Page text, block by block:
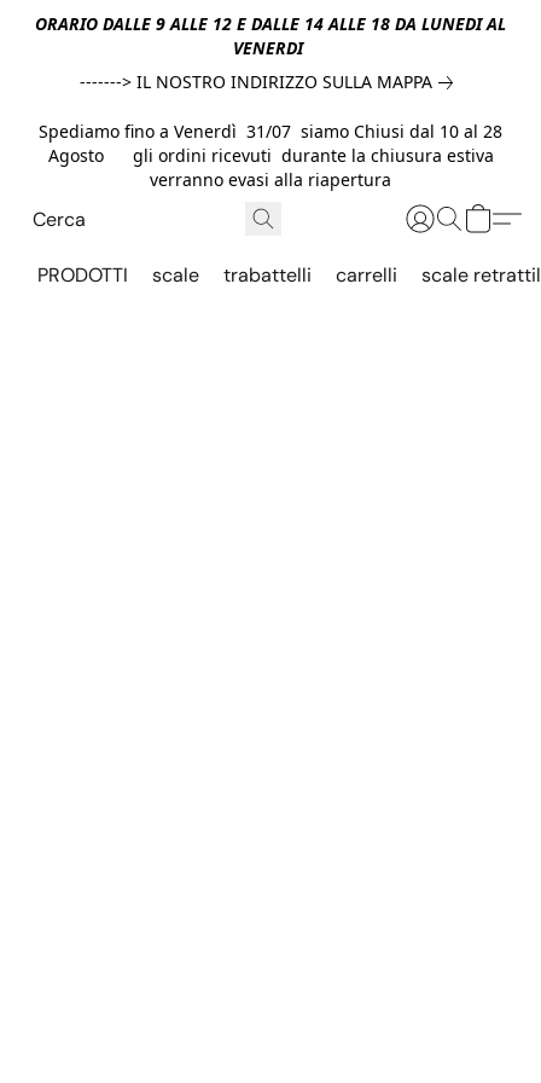
ORARIO DALLE 9 ALLE 12 E DALLE 14 ALLE 18 DA LUNEDI AL
VENERDI
-------> IL NOSTRO INDIRIZZO SULLA MAPPA
Spediamo fino a Venerdì 31/07 siamo Chiusi dal 10 al 28
Agosto gli ordini ricevuti durante la chiusura estiva
verranno evasi alla riapertura
PRODOTTI scale trabattelli carrelli scale